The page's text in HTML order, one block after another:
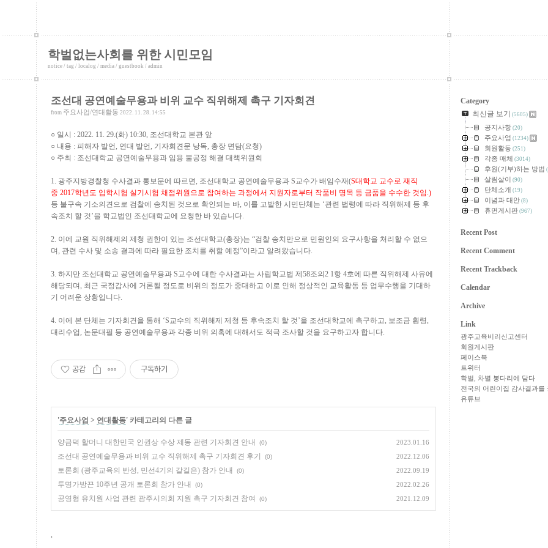
학벌없는사회를 위한 시민모임
notice / tag / localog / media / guestbook / admin
조선대 공연예술무용과 비위 교수 직위해제 촉구 기자회견
from 주요사업/연대활동 2022. 11. 28. 14:55
○ 일시 : 2022. 11. 29.(화) 10:30, 조선대학교 본관 앞
○ 내용 : 피해자 발언, 연대 발언, 기자회견문 낭독, 총장 면담(요청)
○ 주최 : 조선대학교 공연예술무용과 임용 불공정 해결 대책위원회
1. 광주지방경찰청 수사결과 통보문에 따르면, 조선대학교 공연예술무용과 S교수가 배임수재(S대학교 교수로 재직
중 2017학년도 입학시험 실기시험 채점위원으로 참여하는 과정에서 지원자로부터 작품비 명목 등 금품을 수수한 것임 .)
등 불구속 기소의견으로 검찰에 송치된 것으로 확인되는 바, 이를 고발한 시민단체는 ‘관련 법령에 따라 직위해제 등 후
속조치 할 것 ’을 학교법인 조선대학교에 요청한 바 있습니다.
2. 이에 교원 직위해제의 제청 권한이 있는 조선대학교(총장)는 “검찰 송치만으로 민원인의 요구사항을 처리할 수 없으
며, 관련 수사 및 소송 결과에 따라 필요한 조치를 취할 예정”이라고 알려왔습니다.
3. 하지만 조선대학교 공연예술무용과 S교수에 대한 수사결과는 사립학교법 제 58조의 2 1항 4호에 따른 직위해제 사유에
해당되며, 최근 국정감사에 거론될 정도로 비위의 정도가 중대하고 이로 인해 정상적인 교육활동 등 업무수행을 기대하
기 어려운 상황입니다.
4. 이에 본 단체는 기자회견을 통해 ‘S교수의 직위해제 제청 등 후속조치 할 것 ’을 조선대학교에 촉구하고, 보조금 횡령,
대리수업, 논문대필 등 공연예술무용과 각종 비위 의혹에 대해서도 적극 조사할 것을 요구하고자 합니다.
공감 구독하기
'주요사업 > 연대활동' 카테고리의 다른 글
양금덕 할머니 대한민국 인권상 수상 제동 관련 기자회견 안내 (0) 2023.01.16
조선대 공연예술무용과 비위 교수 직위해제 촉구 기자회견 후기 (0) 2022.12.06
토론회 (광주교육의 반성, 민선4기의 갈길은) 참가 안내 (0) 2022.09.19
투명가방끈 10주년 공개 토론회 참가 안내 (0) 2022.02.26
공영형 유치원 사업 관련 광주시의회 지원 촉구 기자회견 참여 (0) 2021.12.09
,
Category
최신글 보기
(5605)
공지사항 (20)
주요사업 (1234)
회원활동 (251)
각종 매체 (3014)
후원(기부)하는 방법
살림살이 (90)
단체소개 (19)
이념과 대안 (8)
휴면게시판 (967)
Recent Post
Recent Comment
Recent Trackback
Calendar
Archive
Link
광주교육비리신고센터
회원게시판
페이스북
트위터
학벌, 차별 봉다리에 담다
전국의 어린이집 감사결과를
유튜브